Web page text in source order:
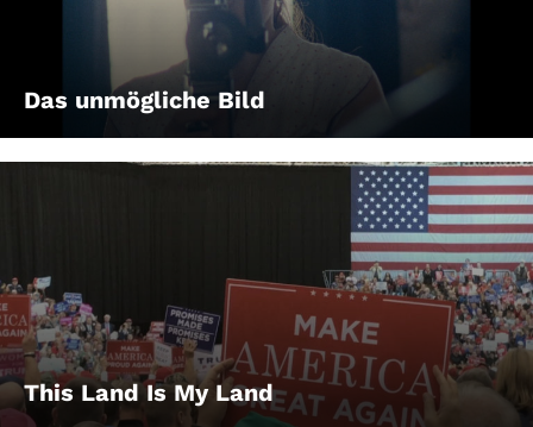
Das unmögliche Bild
This Land Is My Land